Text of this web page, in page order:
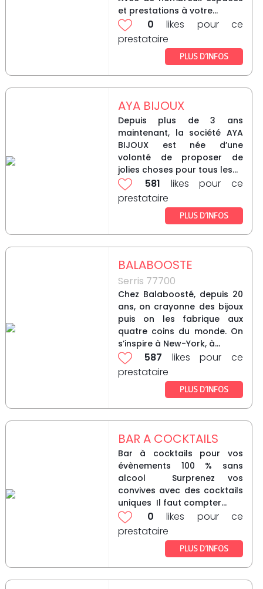
et prestations à votre...
0 likes pour ce
prestataire
PLUS D’INFOS
AYA BIJOUX
Depuis plus de 3 ans
maintenant, la société AYA
BIJOUX est née d’une
volonté de proposer de
jolies choses pour tous les...
581 likes pour ce
prestataire
PLUS D’INFOS
BALABOOSTE
Serris 77700
Chez Balaboosté, depuis 20
ans, on crayonne des bijoux
puis on les fabrique aux
quatre coins du monde. On
s’inspire à New-York, à...
587 likes pour ce
prestataire
PLUS D’INFOS
BAR A COCKTAILS
Bar à cocktails pour vos
évènements 100 % sans
alcool Surprenez vos
convives avec des cocktails
uniques Il faut compter...
0 likes pour ce
prestataire
PLUS D’INFOS